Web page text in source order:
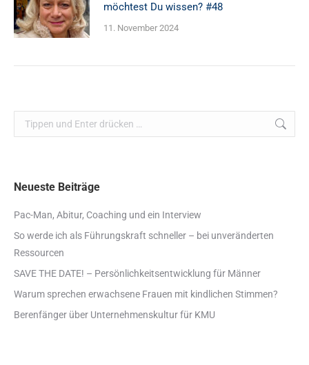
möchtest Du wissen? #48
11. November 2024
Search:
Neueste Beiträge
Pac-Man, Abitur, Coaching und ein Interview
So werde ich als Führungskraft schneller – bei unveränderten
Ressourcen
SAVE THE DATE! – Persönlichkeitsentwicklung für Männer
Warum sprechen erwachsene Frauen mit kindlichen Stimmen?
Berenfänger über Unternehmenskultur für KMU